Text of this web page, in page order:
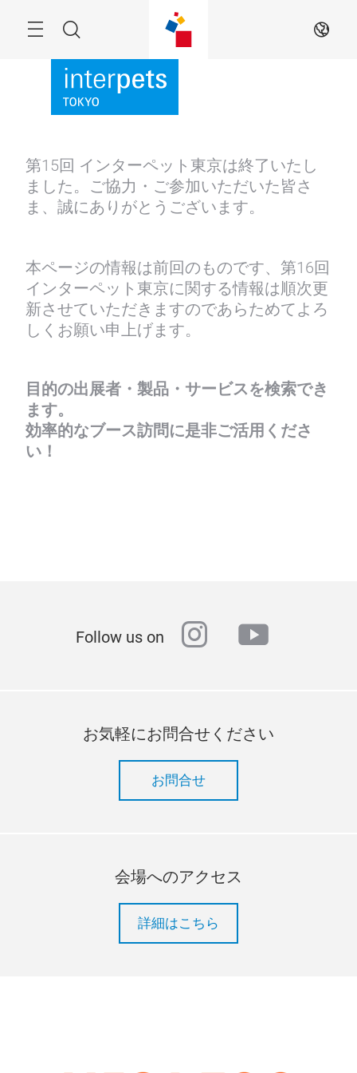
Search JA
第15回 インターペット東京は終了いたし
ました。ご協力・ご参加いただいた皆さ
ま、誠にありがとうございます。
本ページの情報は前回のものです、第16回
インターペット東京に関する情報は順次更
新させていただきますのであらためてよろ
しくお願い申上げます。
目的の出展者・製品・サービスを検索でき
ます。
効率的なブース訪問に是非ご活用くださ
い！
Follow us on instagram
youtube
お気軽にお問合せください
お問合せ
会場へのアクセス
詳細はこちら